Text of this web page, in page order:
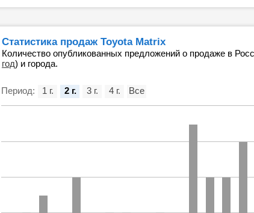
Статистика продаж Toyota Matrix
Количество опубликованных предложений о продаже в
год) и города.
Период: 1 г. 2 г. 3 г. 4 г. Все